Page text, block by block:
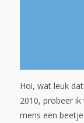
Hoi, wat leuk
2010, probeer
mens een